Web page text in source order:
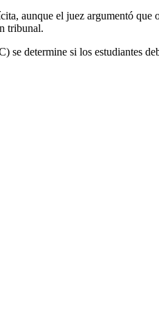
aunque el juez argumentó que
tribunal.
se determine si los estudiantes